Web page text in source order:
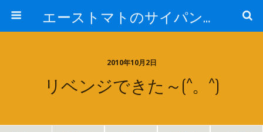
エーストマトのサイパンダイビング日記
2010年10月2日
リベンジできた～(^。^)